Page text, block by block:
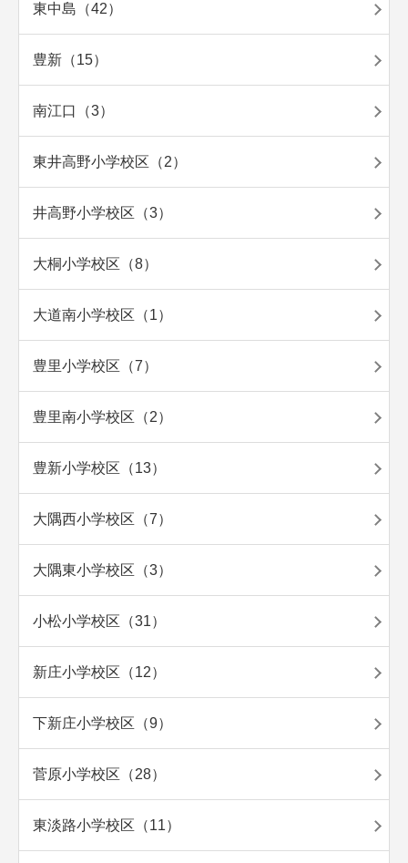
東中島（42）
豊新（15）
南江口（3）
東井高野小学校区（2）
井高野小学校区（3）
大桐小学校区（8）
大道南小学校区（1）
豊里小学校区（7）
豊里南小学校区（2）
豊新小学校区（13）
大隅西小学校区（7）
大隅東小学校区（3）
小松小学校区（31）
新庄小学校区（12）
下新庄小学校区（9）
菅原小学校区（28）
東淡路小学校区（11）